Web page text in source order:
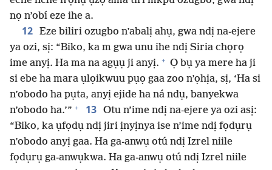
nọ n’obí eze ihe a.
12 Eze biliri ozugbo n’abalị ahụ, gwa ndị na-ejere
ya ozi, sị: “Biko, ka m gwa unu ihe ndị Siria chọrọ
ime anyị. Ha ma na agụụ ji anyị. + Ọ bụ ya mere ha ji
si ebe ha mara ụlọikwuu pụọ gaa zoo n’ọhịa, sị, ‘Ha si
n’obodo ha pụta, anyị ejide ha ná ndụ, banyekwa
n’obodo ha.’” + 13 Otu n’ime ndị na-ejere ya ozi asị:
“Biko, ka ụfọdụ ndị jiri ịnyịnya ise n’ime ndị fọdụrụ
n’obodo anyị gaa. Ha ga-anwụ otú ndị Izrel niile
fọdụrụ ga-anwụkwa. Ha ga-anwụ otú ndị Izrel niile